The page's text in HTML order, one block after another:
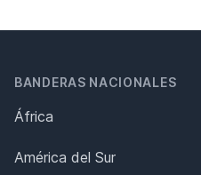
BANDERAS NACIONALES
África
América del Sur